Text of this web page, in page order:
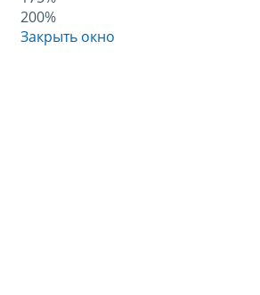
200%
Закрыть окно